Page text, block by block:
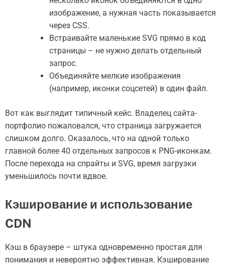
изображение, а нужная часть показывается
через CSS.
Встраивайте маленькие SVG прямо в код
страницы – не нужно делать отдельный
запрос.
Объединяйте мелкие изображения
(например, иконки соцсетей) в один файл.
Вот как выглядит типичный кейс. Владелец сайта-
портфолио пожаловался, что страница загружается
слишком долго. Оказалось, что на одной только
главной более 40 отдельных запросов к PNG-иконкам.
После перехода на спрайты и SVG, время загрузки
уменьшилось почти вдвое.
Кэширование и использование
CDN
Кэш в браузере – штука одновременно простая для
понимания и невероятно эффективная. Кэширование